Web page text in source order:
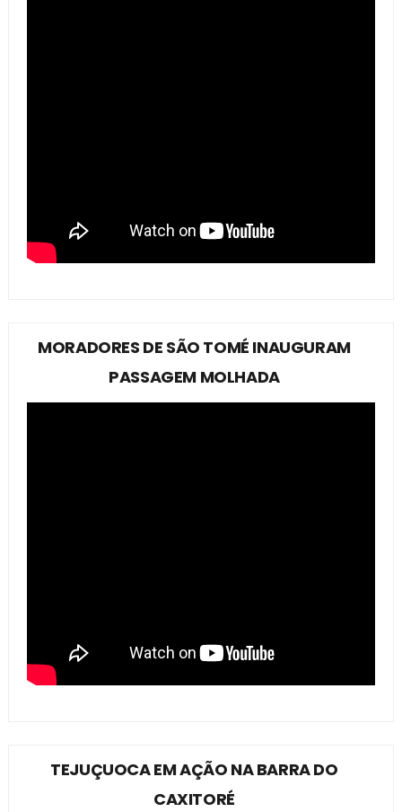
MORADORES DE SÃO TOMÉ INAUGURAM
PASSAGEM MOLHADA
TEJUÇUOCA EM AÇÃO NA BARRA DO
CAXITORÉ